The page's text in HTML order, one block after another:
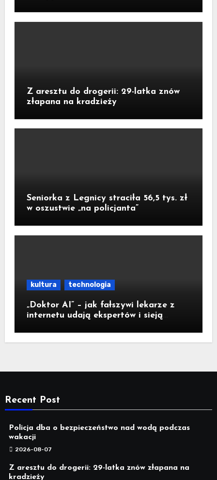
Z aresztu do drogerii: 29-latka znów
złapana na kradzieży
Seniorka z Legnicy straciła 56,5 tys. zł
w oszustwie „na policjanta”
kultura technologia
„Doktor AI” – jak fałszywi lekarze z
internetu udają ekspertów i sieją
Recent Post
Policja dba o bezpieczeństwo nad wodą podczas
wakacji
2026-08-07
Z aresztu do drogerii: 29-latka znów złapana na
kradzieży